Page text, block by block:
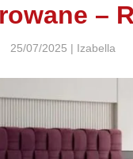
–
25/07/2025 | Izabella